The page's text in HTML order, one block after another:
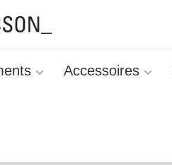
Accessoires